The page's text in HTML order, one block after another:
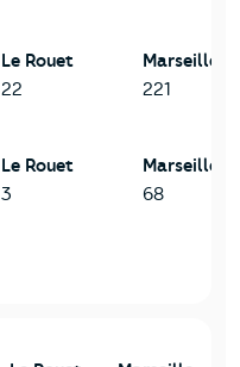
Le Rouet
22
Marseille 8
221
Le Rouet
3
Marseille 8
68